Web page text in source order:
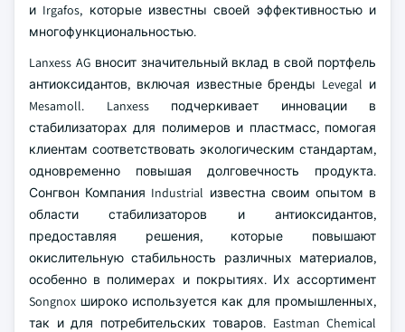
и Irgafos, которые известны своей эффективностью и
многофункциональностью.
Lanxess AG вносит значительный вклад в свой портфель
антиоксидантов, включая известные бренды Levegal и
Mesamoll. Lanxess подчеркивает инновации в
стабилизаторах для полимеров и пластмасс, помогая
клиентам соответствовать экологическим стандартам,
одновременно повышая долговечность продукта.
Сонгвон Компания Industrial известна своим опытом в
области стабилизаторов и антиоксидантов,
предоставляя решения, которые повышают
окислительную стабильность различных материалов,
особенно в полимерах и покрытиях. Их ассортимент
Songnox широко используется как для промышленных,
так и для потребительских товаров. Eastman Chemical